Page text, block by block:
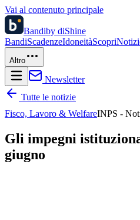
Vai al contenuto principale
Bandiby diShine
BandiScadenzeIdoneitàScopri
Altro
Newsletter
Tutte le notizie
Fisco, Lavoro & WelfareINPS -
Gli impegni
giugno